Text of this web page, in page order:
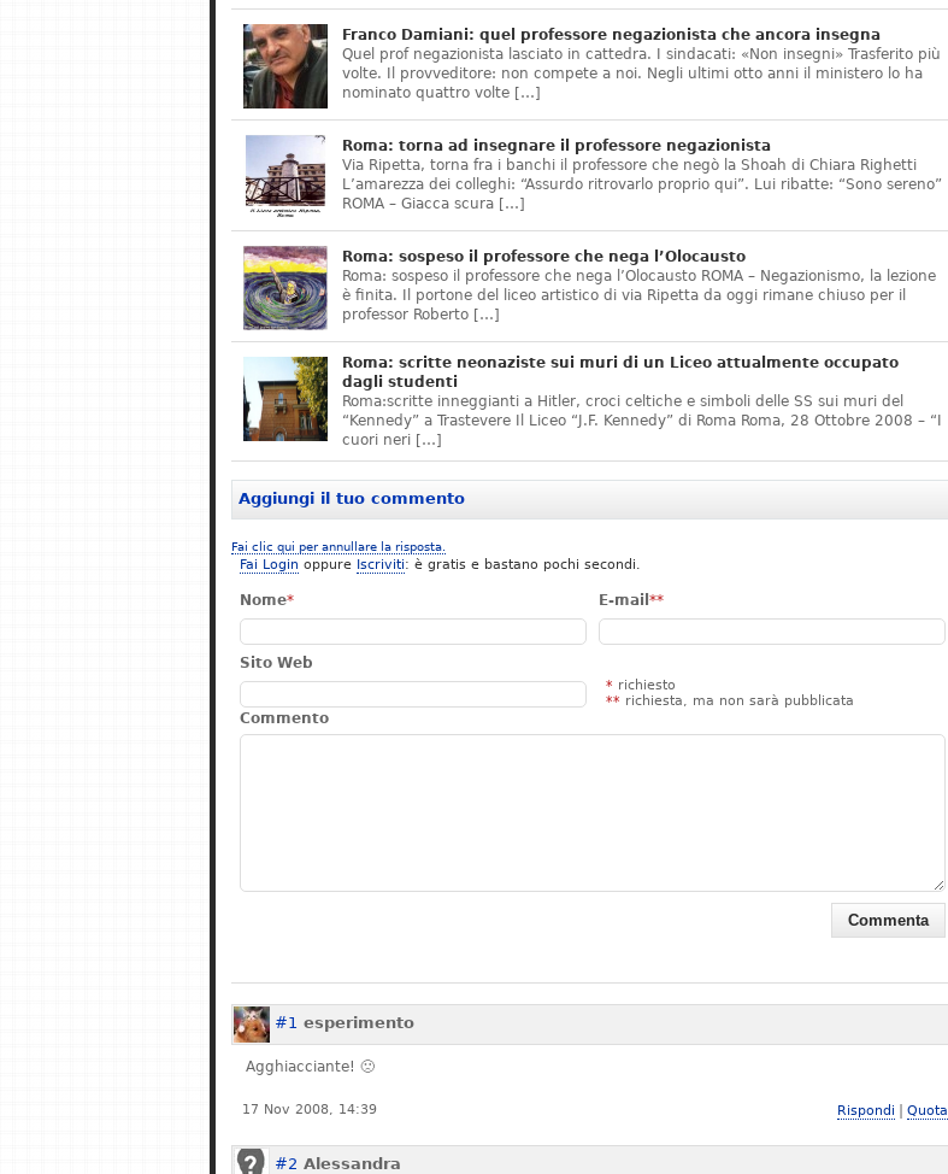
Franco Damiani: quel professore negazionista che ancora insegna
Quel prof negazionista lasciato in cattedra. I sindacati: «Non insegni» Trasferito più
volte. Il provveditore: non compete a noi. Negli ultimi otto anni il ministero lo ha
nominato quattro volte […]
Roma: torna ad insegnare il professore negazionista
Via Ripetta, torna fra i banchi il professore che negò la Shoah di Chiara Righetti
L’amarezza dei colleghi: “Assurdo ritrovarlo proprio qui”. Lui ribatte: “Sono sereno”
ROMA – Giacca scura […]
Roma: sospeso il professore che nega l’Olocausto
Roma: sospeso il professore che nega l’Olocausto ROMA – Negazionismo, la lezione
è finita. Il portone del liceo artistico di via Ripetta da oggi rimane chiuso per il
professor Roberto […]
Roma: scritte neonaziste sui muri di un Liceo attualmente occupato
dagli studenti
Roma:scritte inneggianti a Hitler, croci celtiche e simboli delle SS sui muri del
“Kennedy” a Trastevere Il Liceo “J.F. Kennedy” di Roma Roma, 28 Ottobre 2008 – “I
cuori neri […]
Aggiungi il tuo commento
Fai clic qui per annullare la risposta.
Fai Login oppure Iscriviti: è gratis e bastano pochi secondi.
Nome* E-mail **
Sito Web
* richiesto
** richiesta, ma non sarà pubblicata
Commento
#1 esperimento
Agghiacciante! 🙁
17 Nov 2008, 14:39 Rispondi Quota
#2 Alessandra